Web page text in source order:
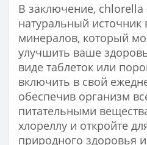
В заключение,
натуральный источник
минералов, который
улучшить ваше
виде таблеток или
включить в свой
обеспечив организм
питательными
хлореллу и откройте
природного здоровья